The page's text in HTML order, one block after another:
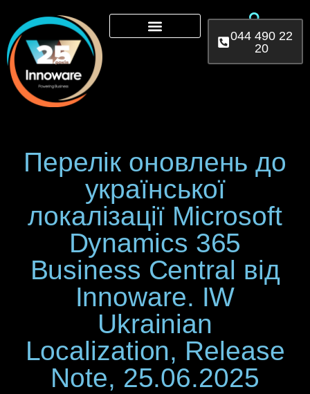
044 490 22
20
Перелік оновлень до
української
локалізації Microsoft
Dynamics 365
Business Central від
Іnnoware. IW
Ukrainian
Localization, Release
Note, 25.06.2025